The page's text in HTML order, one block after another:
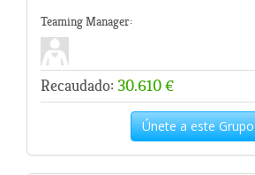
Teaming Manager:
Recaudado: 30.610 €
Únete a este Grupo